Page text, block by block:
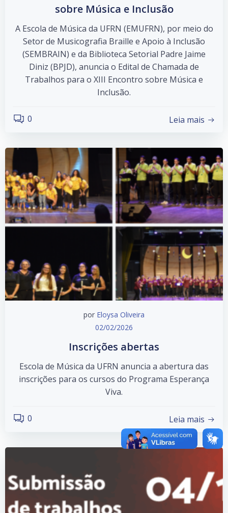
sobre Música e Inclusão
A Escola de Música da UFRN (EMUFRN), por meio do
Setor de Musicografia Braille e Apoio à Inclusão
(SEMBRAIN) e da Biblioteca Setorial Padre Jaime
Diniz (BPJD), anuncia o Edital de Chamada de
Trabalhos para o XIII Encontro sobre Música e
Inclusão.
0 Leia mais
por Eloysa Oliveira
02/02/2026
Inscrições abertas
Escola de Música da UFRN anuncia a abertura das
inscrições para os cursos do Programa Esperança
Viva.
0 Leia mais